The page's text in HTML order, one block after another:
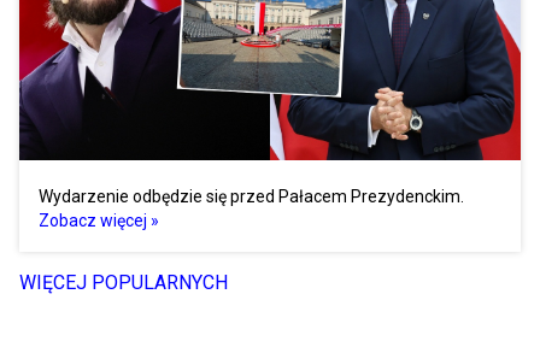
Wydarzenie odbędzie się przed Pałacem Prezydenckim.
Zobacz więcej »
WIĘCEJ POPULARNYCH